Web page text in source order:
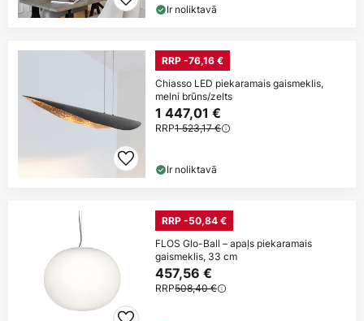
Ir noliktavā
RRP -76,16 €
Chiasso LED piekaramais gaismeklis,
melni brūns/zelts
1 447,01 €
RRP1 523,17 €
Ir noliktavā
RRP -50,84 €
FLOS Glo-Ball – apaļs piekaramais
gaismeklis, 33 cm
457,56 €
RRP508,40 €